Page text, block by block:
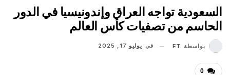
السعودية تواجه العراق وإندونيسيا في الدور
الحاسم من تصفيات كأس العالم
بواسطة FT في يوليو 17, 2025
0